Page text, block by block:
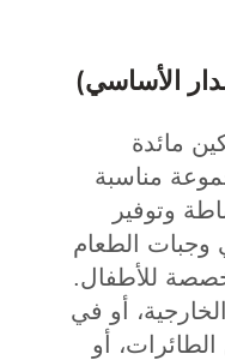
مناسبة
الطعام
للأطفال.
أو في
أو